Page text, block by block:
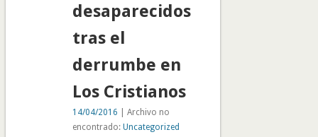
desaparecidos
tras el
derrumbe en
Los Cristianos
14/04/2016 | Archivo no
encontrado: Uncategorized